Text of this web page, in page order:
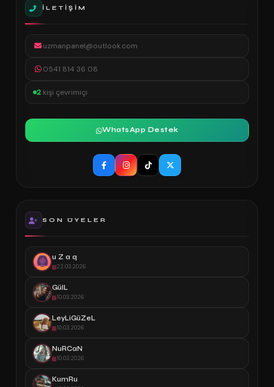
İLETIŞIM
uzmanpanel@outlook.com
0541 814 36 08
2 kişi çevrimiçi
WhatsApp Destek
SON ÜYELER
u Z a q
22.03.2026
GülL
10.03.2026
LeyLiGüZeL
10.03.2026
NuRCaN
10.03.2026
KumRu